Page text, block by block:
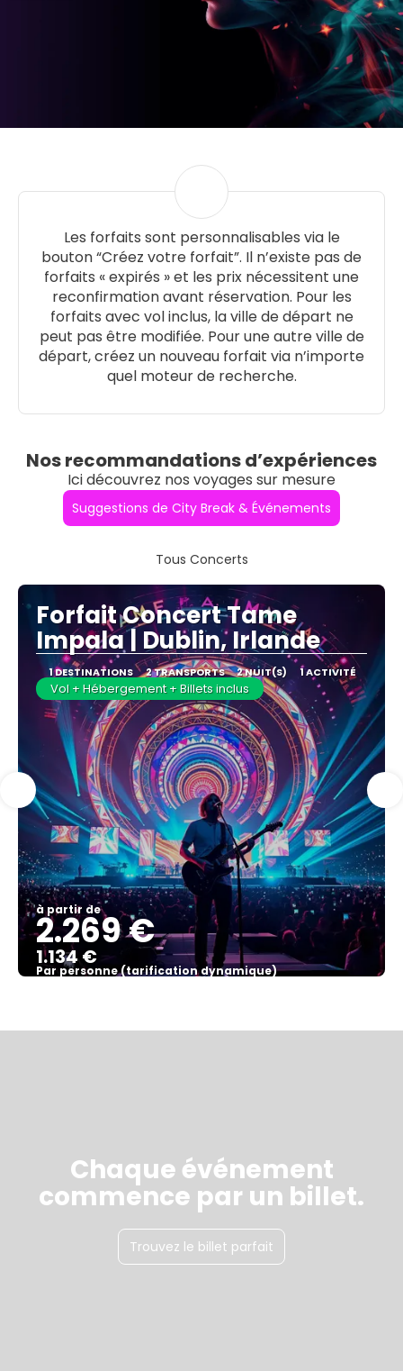
Les forfaits sont personnalisables via le
bouton “Créez votre forfait”. Il n’existe pas de
forfaits « expirés » et les prix nécessitent une
reconfirmation avant réservation. Pour les
forfaits avec vol inclus, la ville de départ ne
peut pas être modifiée. Pour une autre ville de
départ, créez un nouveau forfait via n’importe
quel moteur de recherche.
Nos recommandations d’expériences
Ici découvrez nos voyages sur mesure
Suggestions de City Break & Événements
Tous Concerts
Forfait Concert Tame
Impala | Dublin, Irlande
1 DESTINATIONS 2 TRANSPORTS 2 NUIT(S) 1 ACTIVITÉ
Vol + Hébergement + Billets inclus
à partir de
2.269 €
1.134 €
Par personne (tarification dynamique)
Chaque événement
commence par un billet.
Trouvez le billet parfait